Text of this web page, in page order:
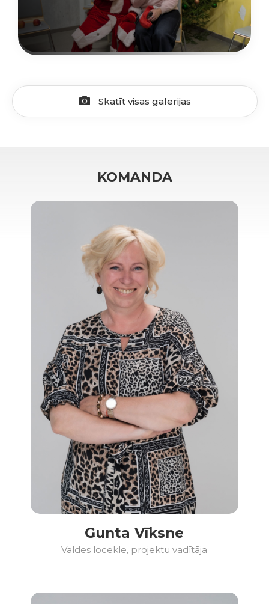
Skatīt visas galerijas
KOMANDA
Gunta Vīksne
Valdes locekle, projektu vadītāja